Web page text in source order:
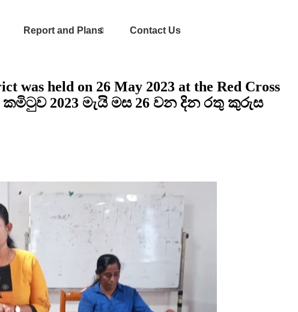
Report and Plans Contact Us
held on 26 May 2023 at the Red Cross
2023 මැයි මස 26 වන දින රතු කුරුස